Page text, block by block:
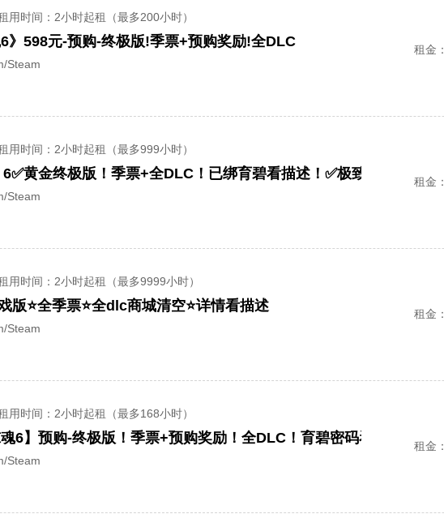
用时间 ：2小时起租（最多200小时）
》598元-预购-终极版!季票+预购奖励!全DLC
Steam
租金：
用时间 ：2小时起租（最多999小时）
黄金终极版！季票+全DLC！已绑育碧看描述！✅极致体验
Steam
租金：
用时间 ：2小时起租（最多9999小时）
版⭐全季票⭐全dlc商城清空⭐详情看描述
Steam
租金：
用时间 ：2小时起租（最多168小时）
6】预购-终极版！季票+预购奖励！全DLC！育碧密码看描述！
Steam
租金：